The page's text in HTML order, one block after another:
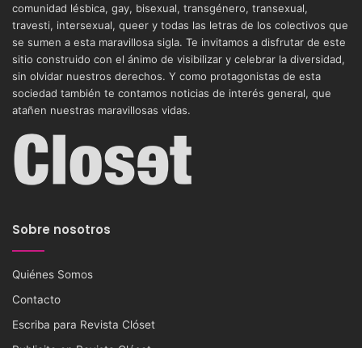
comunidad lésbica, gay, bisexual, transgénero, transexual,
travesti, intersexual, queer y todas las letras de los colectivos que
se sumen a esta maravillosa sigla. Te invitamos a disfrutar de este
sitio construido con el ánimo de visibilizar y celebrar la diversidad,
sin olvidar nuestros derechos. Y como protagonistas de esta
sociedad también te contamos noticias de interés general, que
atañen nuestras maravillosas vidas.
Sobre nosotros
Quiénes Somos
Contacto
Escriba para Revista Clóset